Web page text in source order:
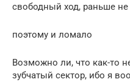
свободный ход, раньше
поэтому и ломало
Возможно ли, что как-то
зубчатый сектор, ибо я